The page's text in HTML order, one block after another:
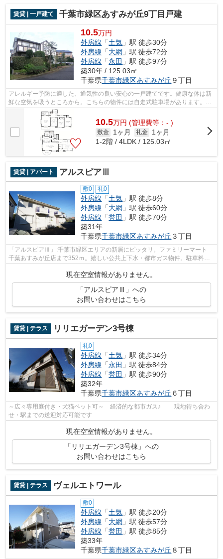
賃貸 | 一戸建て 千葉市緑区あすみが丘9丁目戸建
10.5万円
外房線 「土気 」駅 徒歩30分
外房線 「大網 」駅 徒歩72分
外房線 「永田 」駅 徒歩97分
築30年 / 125.03㎡
千葉県千葉市緑区あすみが丘 ９丁目
アレルギー予防に適した、通気性の良い安心の一戸建てです。健康な体は新
鮮な空気を吸うところから。こちらの物件には自走式駐車場があります。こ
ちらは一戸建て物件です。ここは大型...
10.5万円 (管理費等：- )
敷金 1ヶ月 礼金
1ヶ月
1-2階 / 4LDK / 125.03㎡
賃貸 | アパート アルスピアⅢ
敷0 礼0
外房線 「土気 」駅 徒歩8分
外房線 「大網 」駅 徒歩60分
外房線 「誉田 」駅 徒歩70分
築31年
千葉県千葉市緑区あすみが丘 ３丁目
「アルスピアⅢ」:千葉市緑区エリアの新居にピッタリ。ファミリーマート
千葉あすみが丘店まで352ｍ。嬉しい公共上下水・都市ガス物件。駐車料金
現在空室情報がありません。
「アルスピアⅢ」への
お問い合わせはこちら
賃貸 | テラス リリエガーデン3号棟
礼0
外房線 「土気 」駅 徒歩34分
外房線 「永田 」駅 徒歩84分
外房線 「誉田 」駅 徒歩90分
築32年
千葉県千葉市緑区あすみが丘 ６丁目
～広々専用庭付き・犬猫ペット可～ 経済的な都市ガス♪ 現地待ち合わ
せ・駅までの送迎対応可能です
現在空室情報がありません。
「リリエガーデン3号棟」への
お問い合わせはこちら
賃貸 | テラス ヴェルエトワール
敷0
外房線 「土気 」駅 徒歩20分
外房線 「大網 」駅 徒歩57分
外房線 「誉田 」駅 徒歩85分
築33年
千葉県千葉市緑区あすみが丘 ８丁目